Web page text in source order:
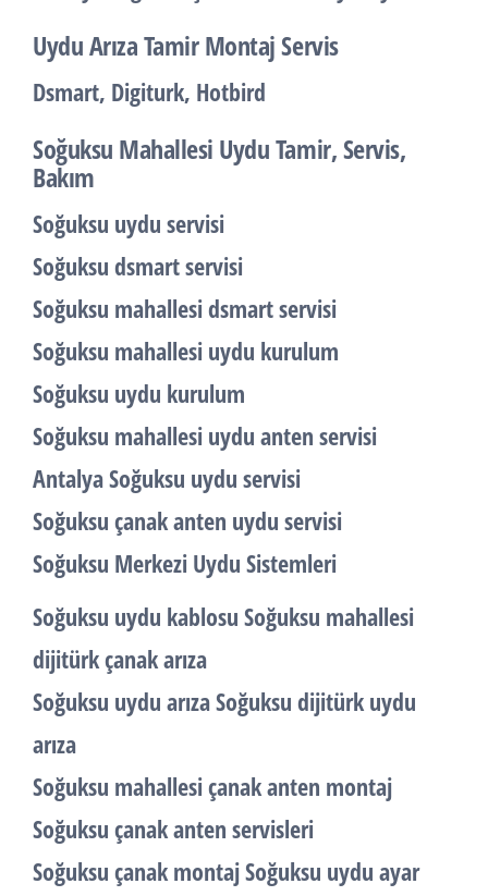
Uydu Arıza Tamir Montaj Servis
Dsmart, Digiturk, Hotbird
Soğuksu Mahallesi Uydu Tamir, Servis,
Bakım
Soğuksu uydu servisi
Soğuksu dsmart servisi
Soğuksu mahallesi dsmart servisi
Soğuksu mahallesi uydu kurulum
Soğuksu uydu kurulum
Soğuksu mahallesi uydu anten servisi
Antalya Soğuksu uydu servisi
Soğuksu çanak anten uydu servisi
Soğuksu Merkezi Uydu Sistemleri
Soğuksu uydu kablosu Soğuksu mahallesi
dijitürk çanak arıza
Soğuksu uydu arıza Soğuksu dijitürk uydu
arıza
Soğuksu mahallesi çanak anten montaj
Soğuksu çanak anten servisleri
Soğuksu çanak montaj Soğuksu uydu ayar